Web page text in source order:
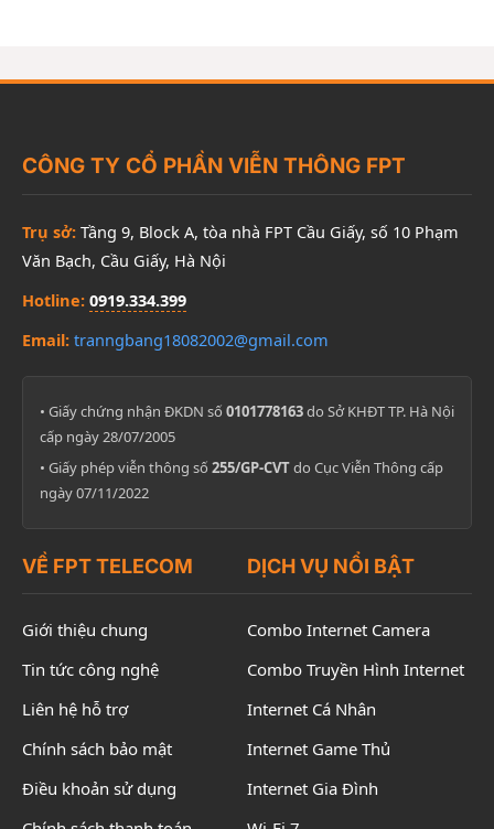
CÔNG TY CỔ PHẦN VIỄN THÔNG FPT
Trụ sở: Tầng 9, Block A, tòa nhà FPT Cầu Giấy, số 10 Phạm
Văn Bạch, Cầu Giấy, Hà Nội
Hotline: 0919.334.399
Email: tranngbang18082002@gmail.com
• Giấy chứng nhận ĐKDN số 0101778163do Sở KHĐT TP. Hà Nội
cấp ngày 28/07/2005
• Giấy phép viễn thông số 255/GP-CVTdo Cục Viễn Thông cấp
ngày 07/11/2022
VỀ FPT TELECOM
Giới thiệu chung
Tin tức công nghệ
Liên hệ hỗ trợ
Chính sách bảo mật
Điều khoản sử dụng
DỊCH VỤ NỔI BẬT
Combo Internet Camera
Combo Truyền Hình Internet
Internet Cá Nhân
Internet Game Thủ
Internet Gia Đình